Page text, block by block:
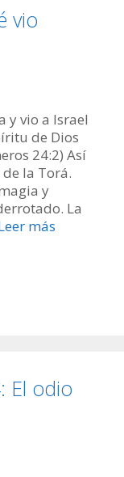
vio
y vio a Israel
de Dios
24:2) Así
la Torá.
y
La
más
El odio